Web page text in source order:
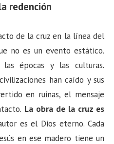
redención
de la cruz en la línea del
no es un evento estático.
las épocas y las culturas.
han caído y sus
en ruinas, el mensaje
La obra de la cruz es
es el Dios eterno. Cada
en ese madero tiene un